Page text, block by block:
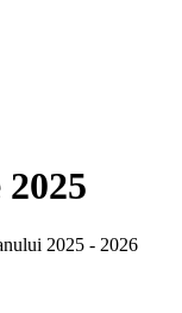
2025 - 2026